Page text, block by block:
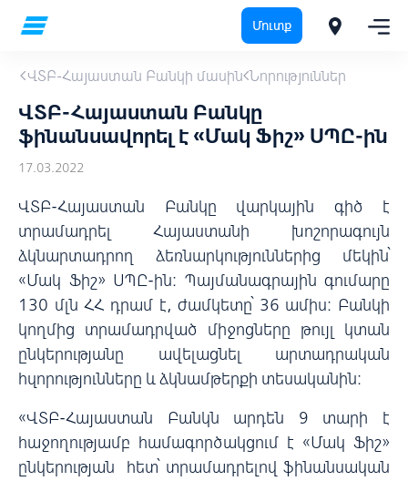
Մուտք
ՎՏԲ-Հայաստան Բանկի մասին Նորություններ
ՎՏԲ-Հայաստան Բանկը
ֆինանսավորել է «Մակ Ֆիշ» ՍՊԸ-ին
17.03.2022
ՎՏԲ-Հայաստան Բանկը վարկային գիծ է
տրամադրել Հայաստանի խոշորագույն
ձկնարտադրող ձեռնարկություններից մեկին՝
«Մակ Ֆիշ» ՍՊԸ-ին։ Պայմանագրային գումարը
130 մլն ՀՀ դրամ է, ժամկետը՝ 36 ամիս։ Բանկի
կողմից տրամադրված միջոցները թույլ կտան
ընկերությանը ավելացնել արտադրական
հզորությունները և ձկնամթերքի տեսականին։
«ՎՏԲ-Հայաստան Բանկն արդեն 9 տարի է
հաջողությամբ համագործակցում է «Մակ Ֆիշ»
ընկերության հետ՝ տրամադրելով ֆինանսական